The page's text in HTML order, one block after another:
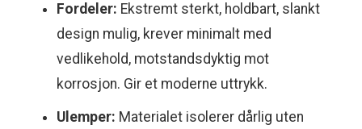
Fordeler: Ekstremt sterkt, holdbart, slankt
design mulig, krever minimalt med
vedlikehold, motstandsdyktig mot
korrosjon. Gir et moderne uttrykk.
Ulemper: Materialet isolerer dårlig uten